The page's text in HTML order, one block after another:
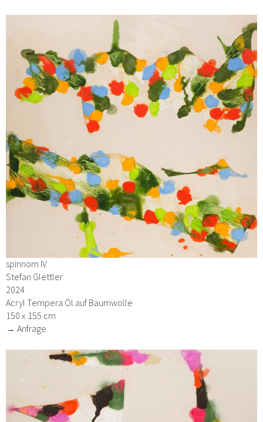
spinnom IV
Stefan Glettler
2024
Acryl Tempera Öl auf Baumwolle
150 x 155 cm
→ Anfrage